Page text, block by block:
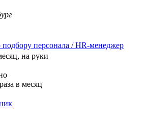
подбору персонала / HR-менеджер
на руки
в месяц